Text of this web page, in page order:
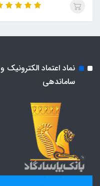
نماد اعتماد الکترونیک
ساماندهی